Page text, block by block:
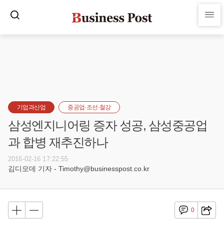
기업과산업 중공업·조선·철강
삼성엔지니어링 증자 성공, 삼성중공업
과 합병 재추진하나
2016-02-16 17:22:55
김디모데 기자 - Timothy@businesspost.co.kr
0